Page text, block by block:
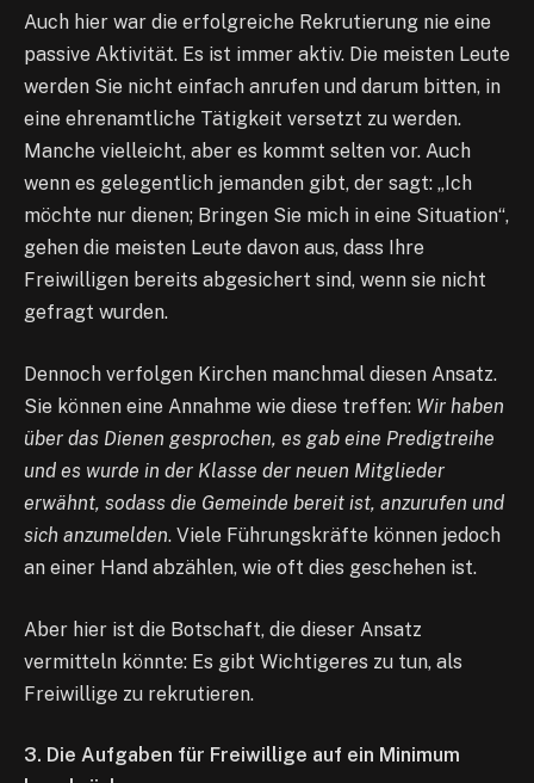
Auch hier war die erfolgreiche Rekrutierung nie eine
passive Aktivität. Es ist immer aktiv. Die meisten Leute
werden Sie nicht einfach anrufen und darum bitten, in
eine ehrenamtliche Tätigkeit versetzt zu werden.
Manche vielleicht, aber es kommt selten vor. Auch
wenn es gelegentlich jemanden gibt, der sagt: „Ich
möchte nur dienen; Bringen Sie mich in eine Situation“,
gehen die meisten Leute davon aus, dass Ihre
Freiwilligen bereits abgesichert sind, wenn sie nicht
gefragt wurden.
Dennoch verfolgen Kirchen manchmal diesen Ansatz.
Sie können eine Annahme wie diese treffen: Wir haben
über das Dienen gesprochen, es gab eine Predigtreihe
und es wurde in der Klasse der neuen Mitglieder
erwähnt, sodass die Gemeinde bereit ist, anzurufen und
sich anzumelden. Viele Führungskräfte können jedoch
an einer Hand abzählen, wie oft dies geschehen ist.
Aber hier ist die Botschaft, die dieser Ansatz
vermitteln könnte: Es gibt Wichtigeres zu tun, als
Freiwillige zu rekrutieren.
3. Die Aufgaben für Freiwillige auf ein Minimum